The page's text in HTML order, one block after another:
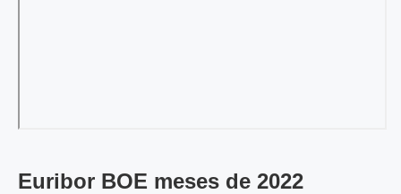
Euribor BOE meses de 2022